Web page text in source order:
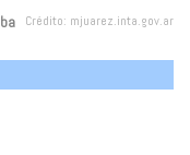
Crédito: mjuarez.inta.gov.ar